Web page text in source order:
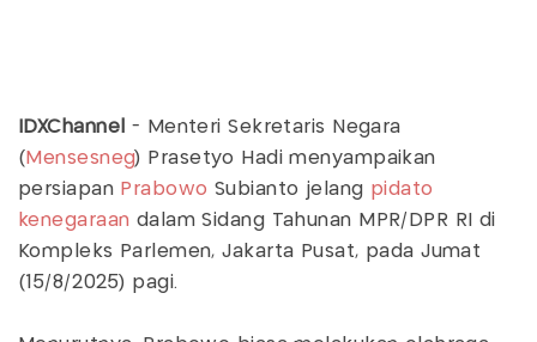
IDXChannel
- Menteri Sekretaris Negara
( Mensesneg) Prasetyo Hadi menyampaikan
persiapan Prabowo Subianto jelang pidato
kenegaraan dalam Sidang Tahunan MPR/DPR RI di
Kompleks Parlemen, Jakarta Pusat, pada Jumat
(15/8/2025) pagi.